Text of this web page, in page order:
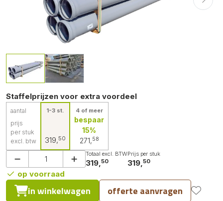
Staffelprijzen voor extra voordeel
aantal
prijs
per stuk
excl. btw
1-3 st.
319,50
4 of meer
bespaar
15%
271,58
Totaal excl. BTW
319,50
Prijs per stuk
319,50
op voorraad
in winkelwagen offerte aanvragen